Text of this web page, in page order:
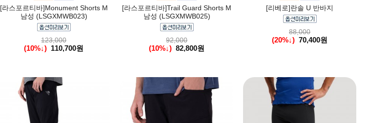
[라스포르티바]Monument Shorts M
남성 (LSGXMWB023)
123,000
(10%↓) 110,700원
[라스포르티바]Trail Guard Shorts M
남성 (LSGXMWB025)
92,000
(10%↓) 82,800원
[리베로]란솔 U 반바지
88,000
(20%↓) 70,400원